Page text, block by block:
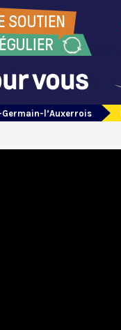
Germain-l’Auxerrois